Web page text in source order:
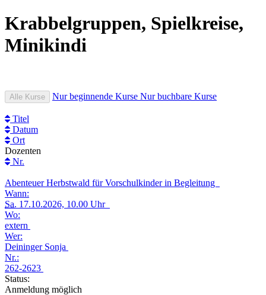
Krabbelgruppen, Spielkreise,
Minikindi
Alle Kurse Nur beginnende Kurse Nur buchbare Kurse
Titel
Datum
Ort
Dozenten
Nr.
Abenteuer Herbstwald für Vorschulkinder in Begleitung
Wann:
Sa. 17.10.2026, 10.00 Uhr
Wo:
extern
Wer:
Deininger Sonja
Nr.:
262-2623
Status:
Anmeldung möglich